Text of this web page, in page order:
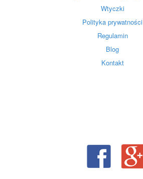
Wtyczki
Polityka prywatności
Regulamin
Blog
Kontakt